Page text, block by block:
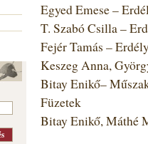
Egyed Emese –
T. Szabó Csilla –
Fejér Tamás –
Keszeg Anna,
Bitay Enikő–
Füzetek
Bitay Enikő, Máthé